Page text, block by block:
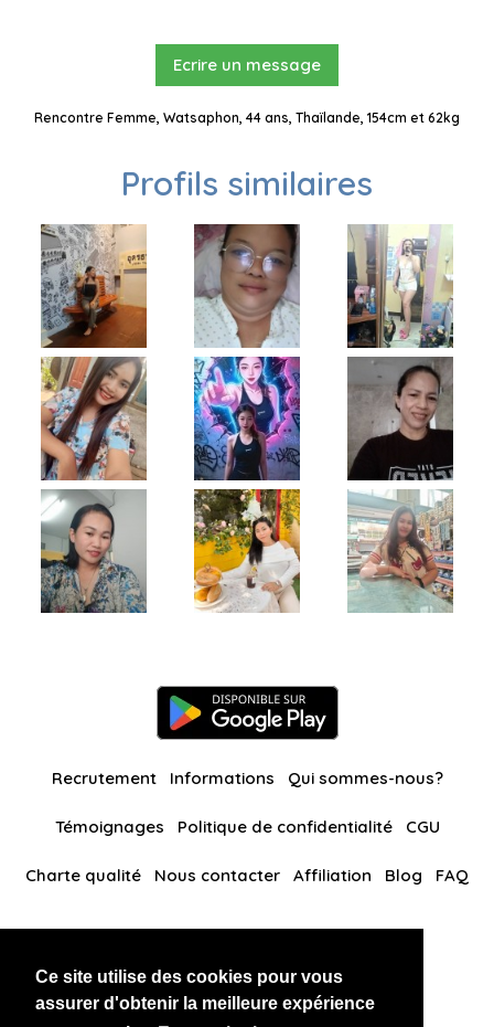
Ce site utilise des cookies pour vous
assurer d'obtenir la meilleure expérience
Ecrire un message
Rencontre Femme, Watsaphon, 44 ans, Thaïlande, 154cm et 62kg
Profils similaires
Recrutement Informations Qui sommes-nous?
Témoignages Politique de confidentialité CGU
Charte qualité Nous contacter Affiliation Blog FAQ
BlackAndBeauties RussianKisses